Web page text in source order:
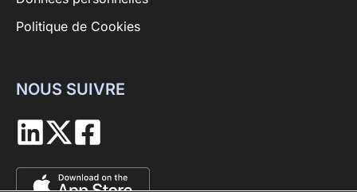
Politique de Cookies
NOUS SUIVRE